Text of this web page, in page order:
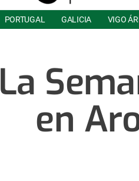
PORTUGAL GALICIA VIGO
La
en